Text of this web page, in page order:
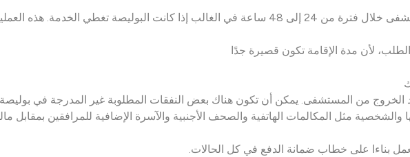
هذه العملية تستغرق بعض الوقت للأسباب التالية...
لأن مدة الإقامة تكون قصيرة جدًا
الخروج من المستشفى. يمكن أن تكون هناك بعض النفقات المطلوبة غير المدرجة في
مثل المكالمات الهاتفية والصحف الأجنبية والآسرة الإضافية للمرافقين بمقابل
بناءا على خطاب ضمانة الدفع في كل الحالات.